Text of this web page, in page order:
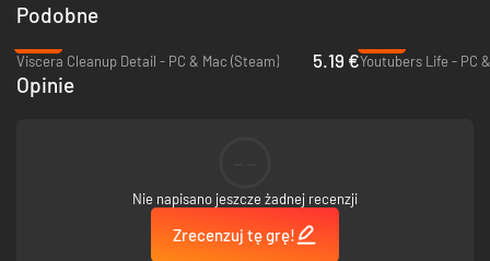
Od skromnych restauracji, poprzez sushi bary i lodowe knajpki, aż po
Podobne
Viscera Cleanup Detail - PC & Mac (Steam)
5.19 €Youtubers Life - PC
Opinie
Nie napisano jeszcze żadnej recenzji
Zrecenzuj tę grę!